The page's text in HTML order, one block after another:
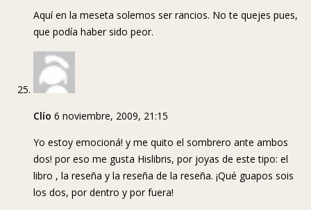
Aquí en la meseta solemos ser rancios. No te quejes pues,
que podía haber sido peor.
Clío 6 noviembre, 2009, 21:15
Yo estoy emocioná! y me quito el sombrero ante ambos
dos! por eso me gusta Hislibris, por joyas de este tipo: el
libro , la reseña y la reseña de la reseña. ¡Qué guapos sois
los dos, por dentro y por fuera!